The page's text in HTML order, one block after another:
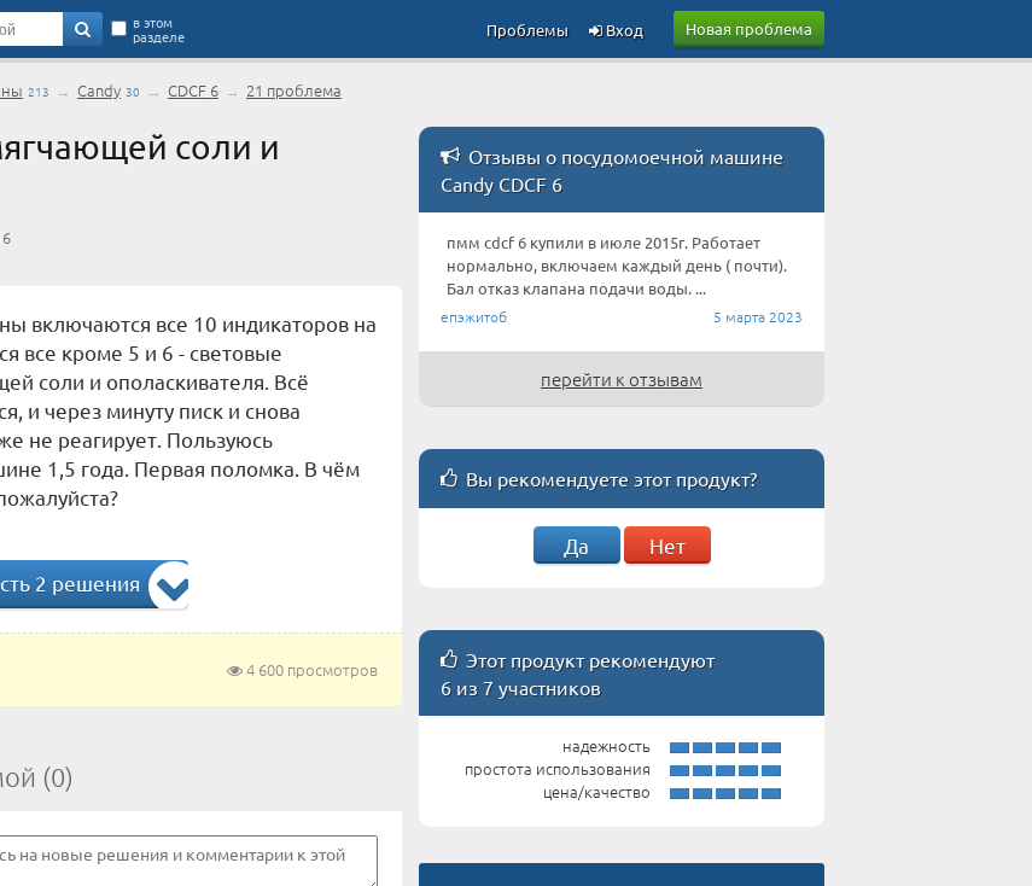
Новая проблема
в этом
разделе Вход
Проблемы
213 → Candy 30 → CDCF 6 → 21 проблема
соли и
включаются все 10 индикаторов на
все кроме 5 и 6 - световые
соли и ополаскивателя. Всё
и через минуту писк и снова
не реагирует. Пользуюсь
1,5 года. Первая поломка. В чём
2 решения
4 600 просмотров
(0)
Отзывы о посудомоечной машине
Candy CDCF 6
пмм cdcf 6 купили в июле 2015г. Работает
нормально, включаем каждый день ( почти).
Бал отказ клапана подачи воды. ...
епэжитоб 5 марта 2023
перейти к отзывам
Вы рекомендуете этот продукт?
Да Нет
Этот продукт рекомендуют
6 из 7 участников
надежность
простота использования
цена/качество